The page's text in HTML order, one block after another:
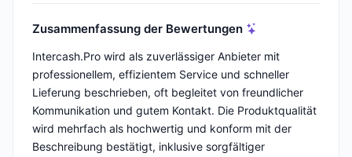
Zusammenfassung der Bewertungen
Intercash.Pro wird als zuverlässiger Anbieter mit
professionellem, effizientem Service und schneller
Lieferung beschrieben, oft begleitet von freundlicher
Kommunikation und gutem Kontakt. Die Produktqualität
wird mehrfach als hochwertig und konform mit der
Beschreibung bestätigt, inklusive sorgfältiger